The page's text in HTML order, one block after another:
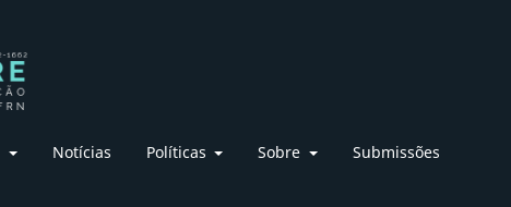
Notícias Políticas Sobre Submissões